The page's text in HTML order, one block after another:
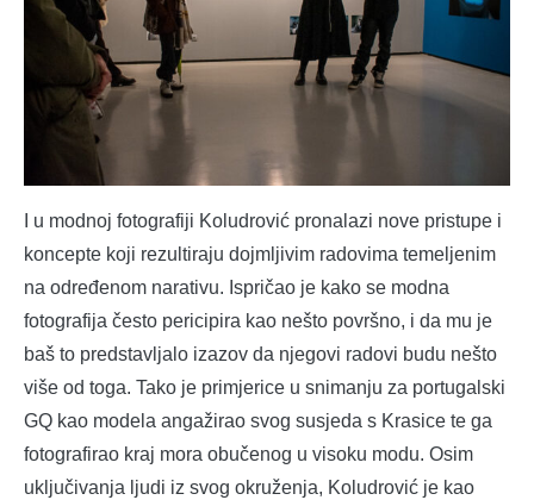
I u modnoj fotografiji Koludrović pronalazi nove pristupe i
koncepte koji rezultiraju dojmljivim radovima temeljenim
na određenom narativu. Ispričao je kako se modna
fotografija često pericipira kao nešto površno, i da mu je
baš to predstavljalo izazov da njegovi radovi budu nešto
više od toga. Tako je primjerice u snimanju za portugalski
GQ kao modela angažirao svog susjeda s Krasice te ga
fotografirao kraj mora obučenog u visoku modu. Osim
uključivanja ljudi iz svog okruženja, Koludrović je kao